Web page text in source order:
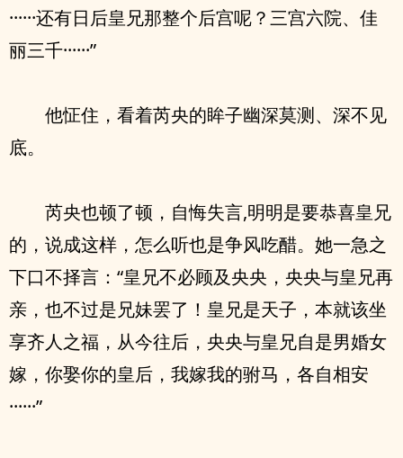
······还有日后皇兄那整个后宫呢？三宫六院、佳
丽三千······”
他怔住，看着芮央的眸子幽深莫测、深不见
底。
芮央也顿了顿，自悔失言,明明是要恭喜皇兄
的，说成这样，怎么听也是争风吃醋。她一急之
下口不择言：“皇兄不必顾及央央，央央与皇兄再
亲，也不过是兄妹罢了！皇兄是天子，本就该坐
享齐人之福，从今往后，央央与皇兄自是男婚女
嫁，你娶你的皇后，我嫁我的驸马，各自相安
······”